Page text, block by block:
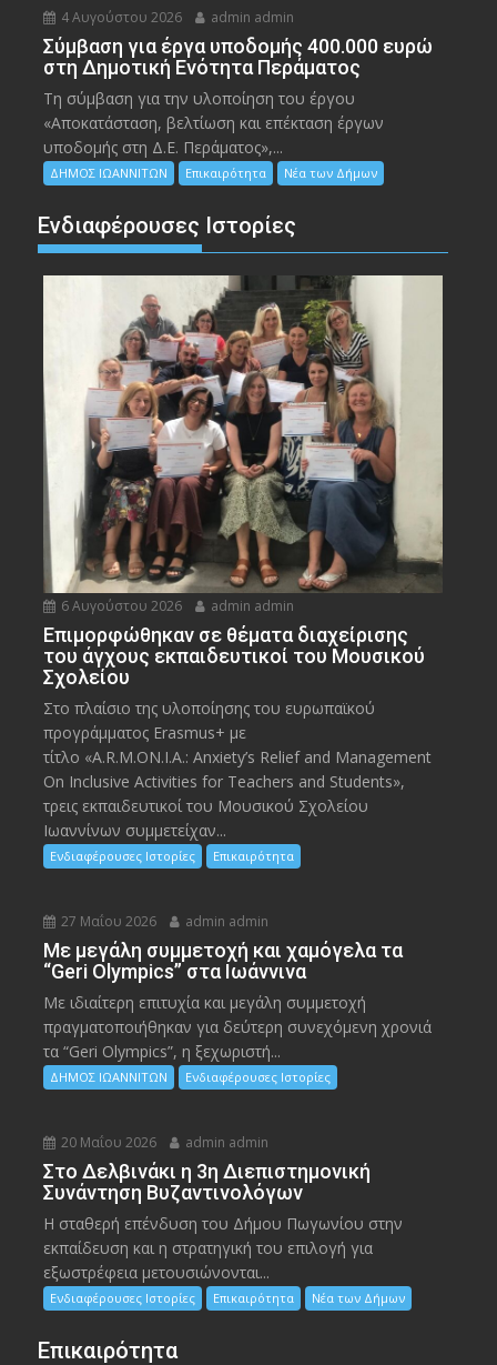
4 Αυγούστου 2026 admin admin
Σύμβαση για έργα υποδομής 400.000 ευρώ
στη Δημοτική Ενότητα Περάματος
Τη σύμβαση για την υλοποίηση του έργου
«Αποκατάσταση, βελτίωση και επέκταση έργων
υποδομής στη Δ.Ε. Περάματος»,...
ΔΗΜΟΣ ΙΩΑΝΝΙΤΩΝ Επικαιρότητα Νέα των Δήμων
Ενδιαφέρουσες Ιστορίες
6 Αυγούστου 2026 admin admin
Eπιμορφώθηκαν σε θέματα διαχείρισης
του άγχους εκπαιδευτικοί του Μουσικού
Σχολείου
Στο πλαίσιο της υλοποίησης του ευρωπαϊκού
προγράμματος Erasmus+ με
τίτλο «A.R.M.ON.I.A.: Anxiety’s Relief and Management
On Inclusive Activities for Teachers and Students»,
τρεις εκπαιδευτικοί του Μουσικού Σχολείου
Ιωαννίνων συμμετείχαν...
Ενδιαφέρουσες Ιστορίες Επικαιρότητα
27 Μαΐου 2026 admin admin
Με μεγάλη συμμετοχή και χαμόγελα τα
“Geri Olympics” στα Ιωάννινα
Με ιδιαίτερη επιτυχία και μεγάλη συμμετοχή
πραγματοποιήθηκαν για δεύτερη συνεχόμενη χρονιά
τα “Geri Olympics”, η ξεχωριστή...
ΔΗΜΟΣ ΙΩΑΝΝΙΤΩΝ Ενδιαφέρουσες Ιστορίες
20 Μαΐου 2026 admin admin
Στο Δελβινάκι η 3η Διεπιστημονική
Συνάντηση Βυζαντινολόγων
Η σταθερή επένδυση του Δήμου Πωγωνίου στην
εκπαίδευση και η στρατηγική του επιλογή για
εξωστρέφεια μετουσιώνονται...
Ενδιαφέρουσες Ιστορίες Επικαιρότητα Νέα των Δήμων
Επικαιρότητα